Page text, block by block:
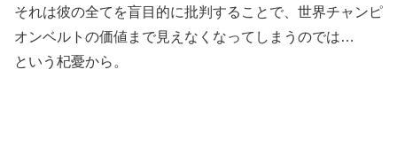
それは彼の全てを盲目的に批判することで、世界チャンピ
オンベルトの価値まで見えなくなってしまうのでは…
という杞憂から。